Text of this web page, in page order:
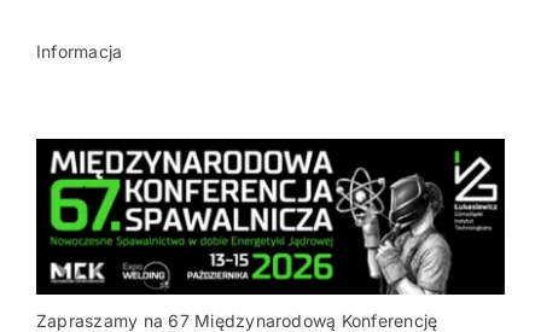
Informacja
Zapraszamy na 67 Międzynarodową Konferencję